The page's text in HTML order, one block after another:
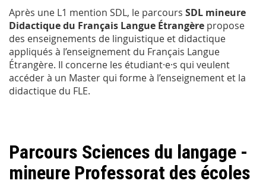
Après une L1 mention SDL, le parcours SDL mineure
Didactique du Français Langue Étrangère propose
des enseignements de linguistique et didactique
appliqués à l’enseignement du Français Langue
Étrangère. Il concerne les étudiant·e·s qui veulent
accéder à un Master qui forme à l’enseignement et la
didactique du FLE.
Parcours Sciences du langage -
mineure Professorat des écoles